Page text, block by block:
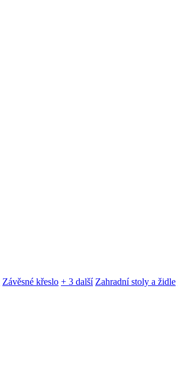
Závěsné křeslo + 3 další Zahradní stoly a židle